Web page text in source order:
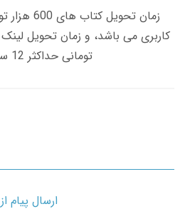
زمان
تومانی حداکثر 12 ساعت از طریق پیامک/ایمیل
ارسال پیام از